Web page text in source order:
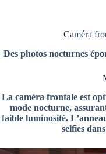
Caméra
Des photos nocturnes
La caméra frontale est
mode nocturne,
faible luminosité.
selfies